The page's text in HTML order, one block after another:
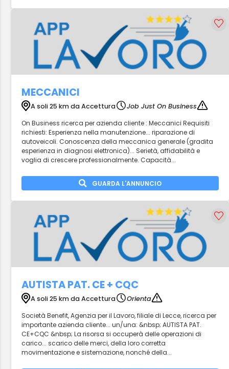
MECCANICI
A soli 25 km da Accettura
Job Just On Business
On Business ricerca per azienda cliente : Meccanici Requisiti
richiesti: Esperienza nella manutenzione... riparazione di
autoveicoli. Conoscenza della meccanica generale (gradita
esperienza in diagnosi elettronica)... Serietà, affidabilità e
voglia di crescere professionalmente. Capacità...
GUARDA L'ANNUNCIO
AUTISTA PAT. CE + CQC
A soli 25 km da Accettura
Orienta
Società Benefit, Agenzia per il Lavoro, filiale di Lecce, ricerca per
importante azienda cliente... un/una: &nbsp; AUTISTA PAT.
CE+CQC &nbsp; La risorsa si occuperà delle operazioni di
carico... scarico delle merci, della loro corretta
movimentazione e sistemazione, nonché della...